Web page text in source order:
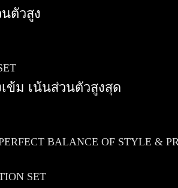
ตัวสูง
ข้ม เน้นส่วนตัวสูงสุด
BALANCE OF STYLE &
SET